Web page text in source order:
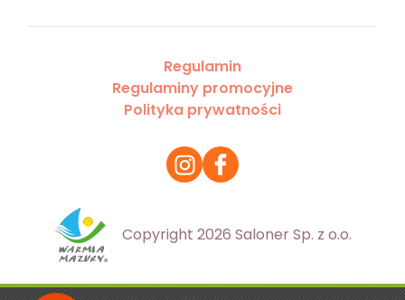
Regulamin
Regulaminy promocyjne
Polityka prywatności
Copyright 2026 Saloner Sp. z o.o.